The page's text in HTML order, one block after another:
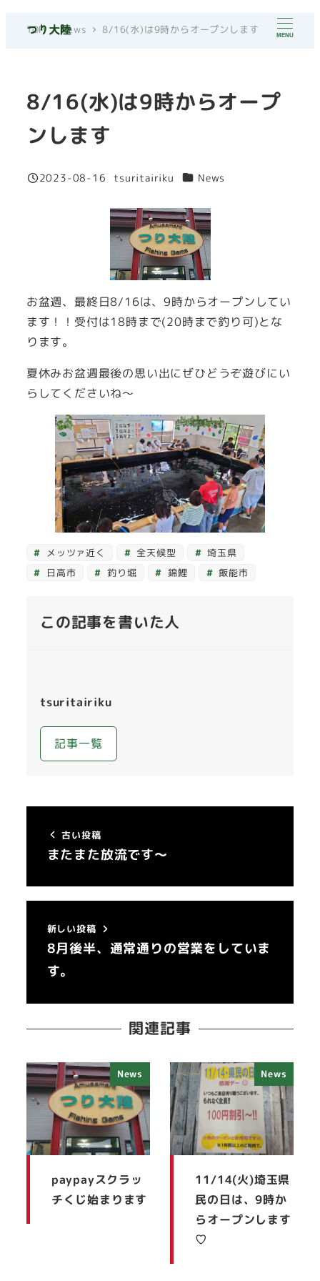
MENU
TOP News 8/16(水)は9時からオープンします
8/16(水)は9時からオープ
ンします
投稿日
2023-08-16
著
tsuritairiku カテゴリー
News
お盆週、最終日8/16は、9時からオープンしてい
ます！！受付は18時まで(20時まで釣り可)とな
ります。
夏休みお盆週最後の思い出にぜひどうぞ遊びにい
らしてくださいね～
メッツァ近く 全天候型
埼玉県
日高市
釣り堀 錦鯉 飯能市
この記事を書いた人
tsuritairiku
記事一覧
古い投稿
またまた放流です～
新しい投稿
8月後半、通常通りの営業をしていま
す。
関連記事
News
paypayスクラッ
チくじ始まります
News
11/14(火)埼玉県
民の日は、9時か
らオープンします
♡